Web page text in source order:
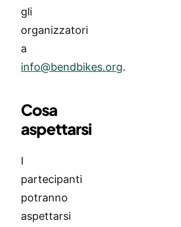
gli
organizzatori
a
info@bendbikes.org.
Cosa
aspettarsi
I
partecipanti
potranno
aspettarsi